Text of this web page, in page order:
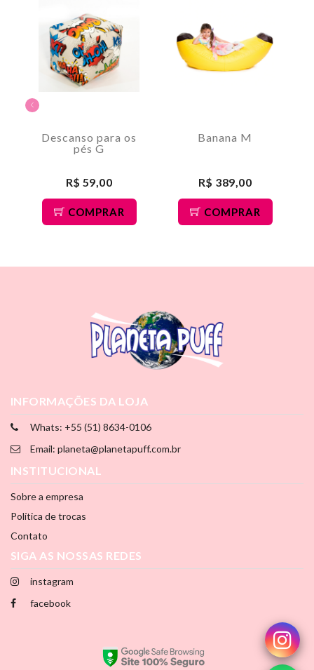
Descanso para os
pés G
R$ 59,00
COMPRAR
Banana M
R$ 389,00
COMPRAR
INFORMAÇÕES DA LOJA
Whats: +55 (51) 8634-0106
Email: planeta@planetapuff.com.br
INSTITUCIONAL
Sobre a empresa
Política de trocas
Contato
SIGA AS NOSSAS REDES
instagram
facebook